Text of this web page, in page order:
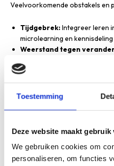
Toestemming
Deze website maakt gebruik
We gebruiken cookies om
personaliseren, om functies
Veelvoorkomende obstakels en
Tijdgebrek:Integreer leren
microlearning en
Weerstand tegen
vrijwilligers en toon
Budgetbeperkingen:
Zoek
oplossingen zoals online
Gebrek aan overzicht:
functiegroep met duidelijke
Het helpt om te beginnen met
al enthousiasme bestaat.